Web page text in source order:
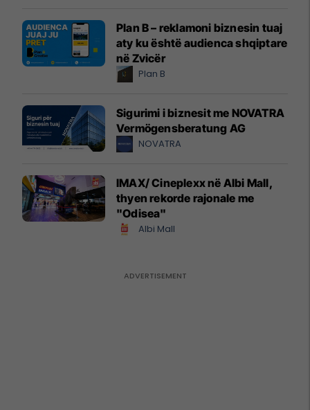
Plan B – reklamoni biznesin tuaj
aty ku është audienca shqiptare
në Zvicër
Plan B
Sigurimi i biznesit me NOVATRA
Vermögensberatung AG
NOVATRA
IMAX/ Cineplexx në Albi Mall,
thyen rekorde rajonale me
"Odisea"
Albi Mall